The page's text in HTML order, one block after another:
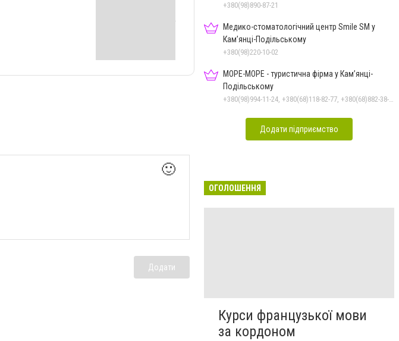
🙂
Додати
+380(98)890-87-21
Медико-стоматологічний центр Smile SM у
Кам’янці-Подільському
+380(98)220-10-02
МОРЕ-МОРЕ - туристична фірма у Кам’янці-
Подільському
+380(98)994-11-24, +380(68)118-82-77, +380(68)882-38-28
Додати підприємство
ОГОЛОШЕННЯ
Курси французької мови
за кордоном